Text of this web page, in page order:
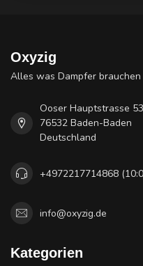
Oxyzig
Alles was Dampfer brauchen
Ooser Hauptstrasse 53
76532 Baden-Baden
Deutschland
+4972217714868
info@oxyzig.de
Kategorien